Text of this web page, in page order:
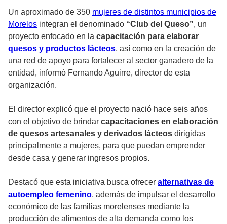
Un aproximado de 350 mujeres de distintos municipios de
Morelos integran el denominado “Club del Queso”, un
proyecto enfocado en la capacitación para elaborar
quesos y productos lácteos, así como en la creación de
una red de apoyo para fortalecer al sector ganadero de la
entidad, informó Fernando Aguirre, director de esta
organización.
El director explicó que el proyecto nació hace seis años
con el objetivo de brindar capacitaciones en elaboración
de quesos artesanales y derivados lácteos dirigidas
principalmente a mujeres, para que puedan emprender
desde casa y generar ingresos propios.
Destacó que esta iniciativa busca ofrecer alternativas de
autoempleo femenino, además de impulsar el desarrollo
económico de las familias morelenses mediante la
producción de alimentos de alta demanda como los